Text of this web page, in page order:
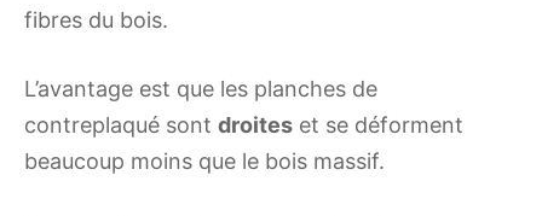
fibres du bois.
L’avantage est que les planches de
contreplaqué sont droites et se déforment
beaucoup moins que le bois massif.